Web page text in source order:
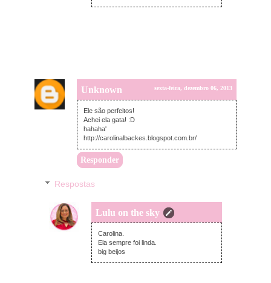
Unknown sexta-feira, dezembro 06, 2013
Ele são perfeitos!
Achei ela gata! :D
hahaha'
http://carolinalbackes.blogspot.com.br/
Responder
Respostas
Lulu on the sky
sábado, dezembro 07, 2013
Carolina.
Ela sempre foi linda.
big beijos